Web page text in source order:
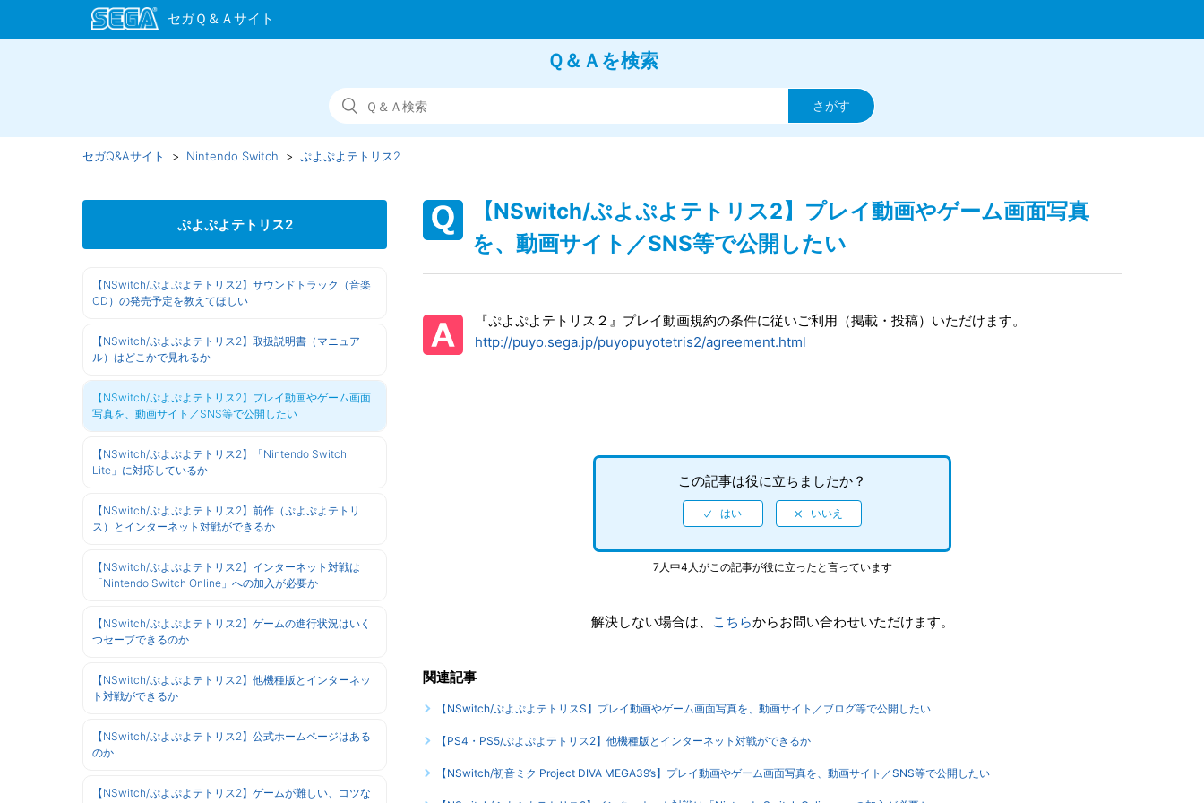
Ｑ＆Ａを検索
セガQ&Aサイト Nintendo Switch ぷよぷよテトリス2
ぷよぷよテトリス2
【NSwitch/ぷよぷよテトリス2】サウンドトラック（音楽
CD）の発売予定を教えてほしい
【NSwitch/ぷよぷよテトリス2】取扱説明書（マニュア
ル）はどこかで見れるか
【NSwitch/ぷよぷよテトリス2】プレイ動画やゲーム画面
写真を、動画サイト／SNS等で公開したい
【NSwitch/ぷよぷよテトリス2】「Nintendo Switch
Lite」に対応しているか
【NSwitch/ぷよぷよテトリス2】前作（ぷよぷよテトリ
ス）とインターネット対戦ができるか
【NSwitch/ぷよぷよテトリス2】インターネット対戦は
「Nintendo Switch Online」への加入が必要か
【NSwitch/ぷよぷよテトリス2】ゲームの進行状況はいく
つセーブできるのか
【NSwitch/ぷよぷよテトリス2】他機種版とインターネッ
ト対戦ができるか
【NSwitch/ぷよぷよテトリス2】公式ホームページはある
のか
【NSwitch/ぷよぷよテトリス2】ゲームが難しい、コツな
【NSwitch/ぷよぷよテトリス2】プレイ動画やゲーム画面写真
を、動画サイト／SNS等で公開したい
『ぷよぷよテトリス２』プレイ動画規約の条件に従いご利用（掲載・投稿）いただけます。
http://puyo.sega.jp/puyopuyotetris2/agreement.html
この記事は役に立ちましたか？
7人中4人がこの記事が役に立ったと言っています
解決しない場合は、 こちらからお問い合わせいただけます。
関連記事
【NSwitch/ぷよぷよテトリスS】プレイ動画やゲーム画面写真を、動画サイト／ブログ等で公開したい
【PS4・PS5/ぷよぷよテトリス2】他機種版とインターネット対戦ができるか
【NSwitch/初音ミク Project DIVA MEGA39’s】プレイ動画やゲーム画面写真を、動画サイト／SNS等で公開したい